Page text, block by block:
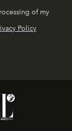
of my
Policy